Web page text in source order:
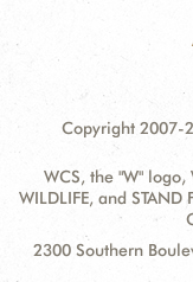
Copyright 2007-
WCS, the "W" logo,
WILDLIFE, and
Contact
Address:
2300 Southern